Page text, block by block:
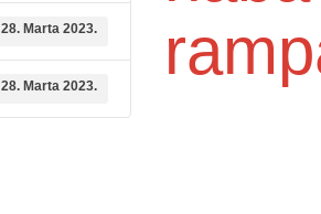
28. Marta 2023.
28. Marta 2023.